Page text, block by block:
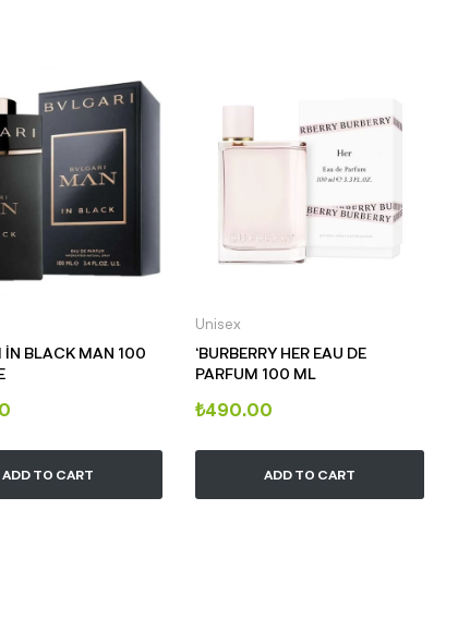
İN BLACK MAN 100
ADD TO CART
Unisex
‘BURBERRY HER EAU DE
PARFUM 100 ML
₺490.00
ADD TO CART